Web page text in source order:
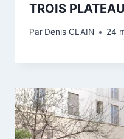
TROIS
Par Denis CLAIN 24